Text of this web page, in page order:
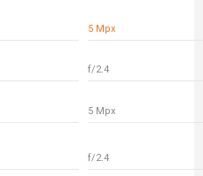
5 Mpx
f/2.4
5 Mpx
f/2.4